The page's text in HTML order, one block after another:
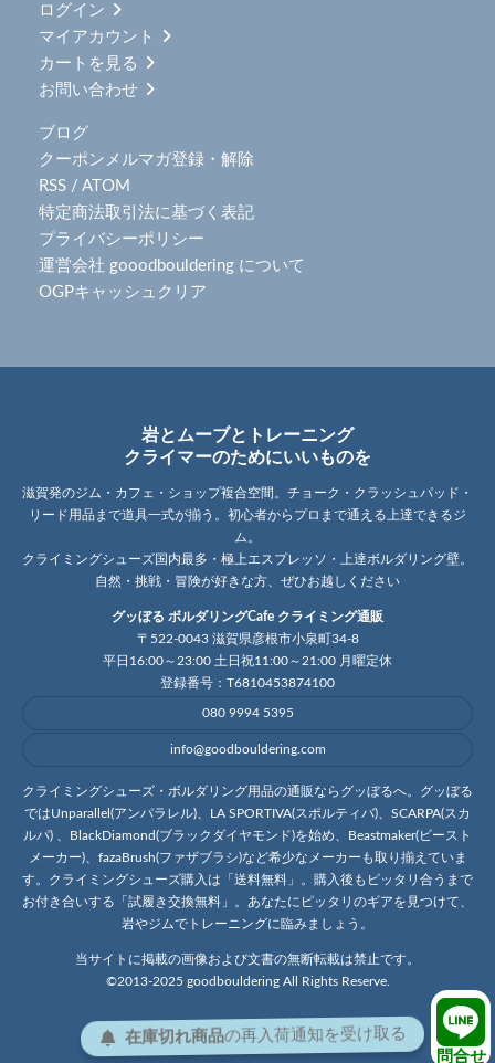
問合せ
ログイン
マイアカウント
カートを見る
お問い合わせ
ブログ
クーポンメルマガ登録・解除
RSS / ATOM
特定商法取引法に基づく表記
プライバシーポリシー
運営会社 gooodbouldering について
OGPキャッシュクリア
岩とムーブとトレーニング
クライマーのためにいいものを
滋賀発のジム・カフェ・ショップ複合空間。チョーク・クラッシュパッド・
リード用品まで道具一式が揃う。初心者からプロまで通える上達できるジ
ム。
クライミングシューズ国内最多・極上エスプレッソ・上達ボルダリング壁。
自然・挑戦・冒険が好きな方、ぜひお越しください
グッぼる ボルダリングCafe クライミング通販
〒522-0043 滋賀県彦根市小泉町34-8
平日16:00～23:00 土日祝11:00～21:00 月曜定休
登録番号：T6810453874100
080 9994 5395
info@goodbouldering.com
クライミングシューズ・ボルダリング用品の通販ならグッぼるへ。グッぼる
ではUnparallel(アンパラレル)、LA SPORTIVA(スポルティバ)、SCARPA(スカ
ルパ) 、BlackDiamond(ブラックダイヤモンド)を始め、Beastmaker(ビースト
メーカー)、fazaBrush(ファザブラシ)など希少なメーカーも取り揃えていま
す。クライミングシューズ購入は「送料無料」。購入後もピッタリ合うまで
お付き合いする「試履き交換無料」。あなたにピッタリのギアを見つけて、
岩やジムでトレーニングに臨みましょう。
当サイトに掲載の画像および文書の無断転載は禁止です。
©2013-2025 goodbouldering All Rights Reserve.
在庫切れ商品の再入荷通知を 受け取る